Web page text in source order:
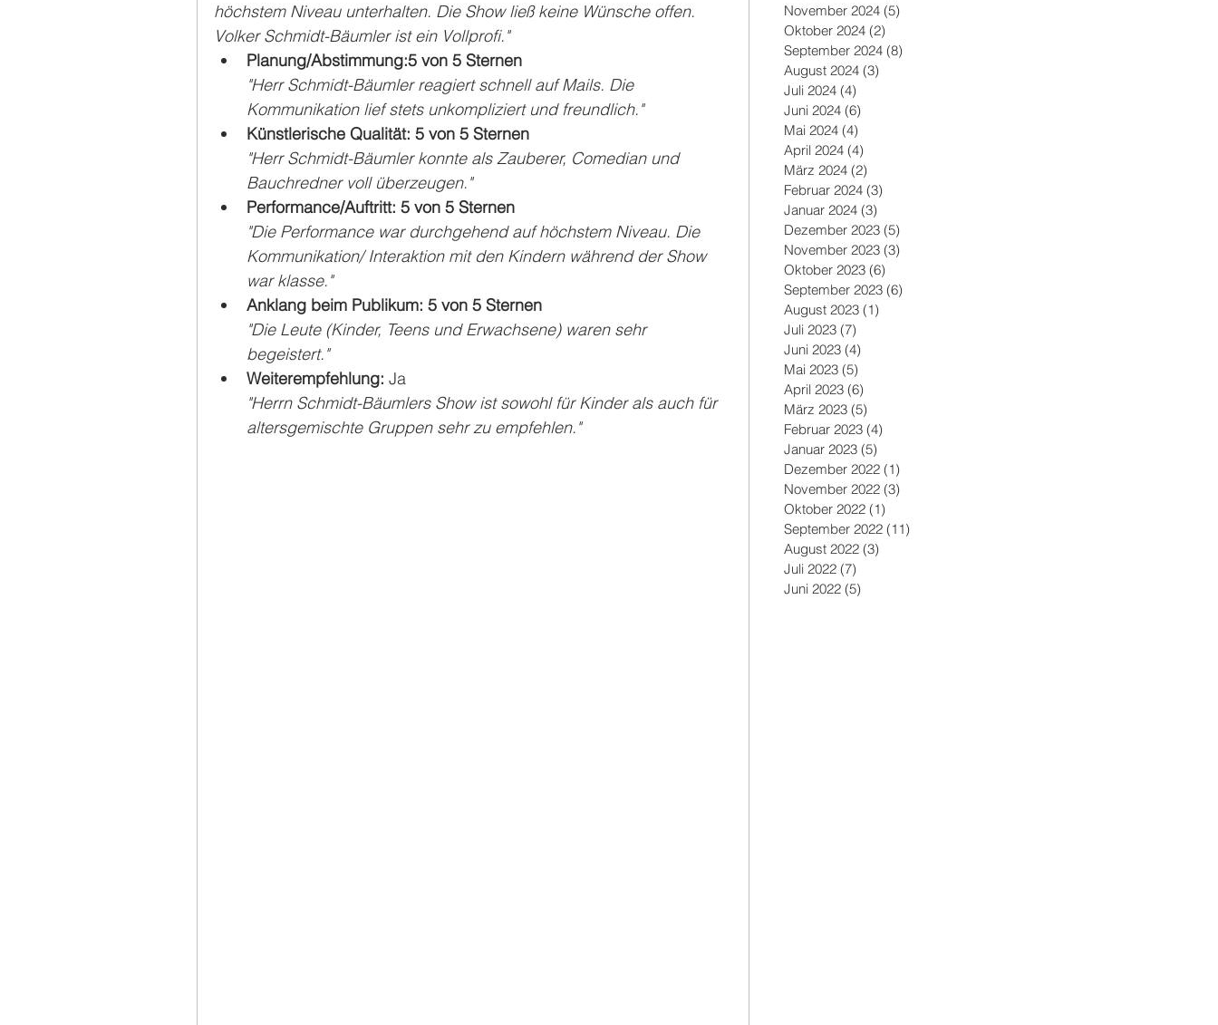
höchstem Niveau unterhalten. Die Show ließ keine Wünsche offen.
Volker Schmidt-Bäumler ist ein Vollprofi."
Planung/Abstimmung:5 von 5 Sternen
"Herr Schmidt-Bäumler reagiert schnell auf Mails. Die
Kommunikation lief stets unkompliziert und freundlich."
Künstlerische Qualität: 5 von 5 Sternen
"Herr Schmidt-Bäumler konnte als Zauberer, Comedian und
Bauchredner voll überzeugen."
Performance/Auftritt: 5 von 5 Sternen
"Die Performance war durchgehend auf höchstem Niveau. Die
Kommunikation/ Interaktion mit den Kindern während der Show
war klasse."
Anklang beim Publikum: 5 von 5 Sternen
"Die Leute (Kinder, Teens und Erwachsene) waren sehr
begeistert."
Weiterempfehlung: Ja
"Herrn Schmidt-Bäumlers Show ist sowohl für Kinder als auch für
altersgemischte Gruppen sehr zu empfehlen."
November 2024 (5)
Oktober 2024 (2)
September 2024 (8)
August 2024 (3)
Juli 2024 (4)
Juni 2024 (6)
Mai 2024 (4)
April 2024 (4)
März 2024 (2)
Februar 2024 (3)
Januar 2024 (3)
Dezember 2023 (5)
November 2023 (3)
Oktober 2023 (6)
September 2023 (6)
August 2023 (1)
Juli 2023 (7)
Juni 2023 (4)
Mai 2023 (5)
April 2023 (6)
März 2023 (5)
Februar 2023 (4)
Januar 2023 (5)
Dezember 2022 (1)
November 2022 (3)
Oktober 2022 (1)
September 2022 (11)
August 2022 (3)
Juli 2022 (7)
Juni 2022 (5)